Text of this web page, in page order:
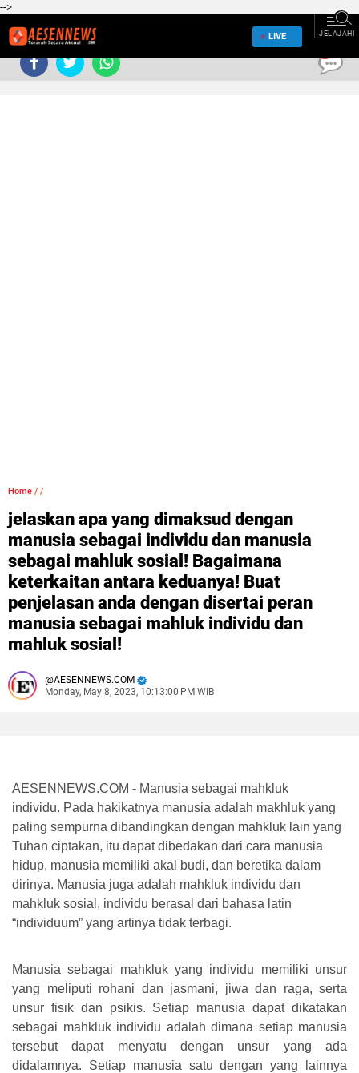
-->
LIVE JELAJAHI
Home / /
jelaskan apa yang dimaksud dengan
manusia sebagai individu dan manusia
sebagai mahluk sosial! Bagaimana
keterkaitan antara keduanya! Buat
penjelasan anda dengan disertai peran
manusia sebagai mahluk individu dan
mahluk sosial!
AESENNEWS.COM
Monday, May 8, 2023, 10:13:00 PM WIB
AESENNEWS.COM - Manusia sebagai mahkluk
individu. Pada hakikatnya manusia adalah makhluk yang
paling sempurna dibandingkan dengan mahkluk lain yang
Tuhan ciptakan, itu dapat dibedakan dari cara manusia
hidup, manusia memiliki akal budi, dan beretika dalam
dirinya. Manusia juga adalah mahkluk individu dan
mahkluk sosial, individu berasal dari bahasa latin
“individuum” yang artinya tidak terbagi.
Manusia sebagai mahkluk yang individu memiliki unsur
yang meliputi rohani dan jasmani, jiwa dan raga, serta
unsur fisik dan psikis. Setiap manusia dapat dikatakan
sebagai mahkluk individu adalah dimana setiap manusia
tersebut dapat menyatu dengan unsur yang ada
didalamnya. Setiap manusia satu dengan yang lainnya